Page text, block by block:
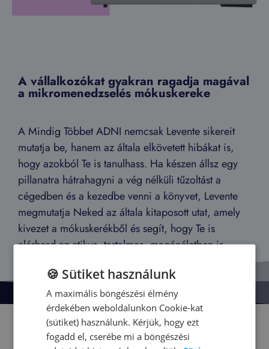
A vállalkozókat gyakran ragadja magával
a mikromenedzselés mókuskereke
A Mindig Többet ADNI nemcsak Levente sikereit
mutatja be, hanem az általa elkövetett hibákat is,
hogy azokból Te is tanulhass. Ha készen állsz egy
pillanatra hátrahagyni a vég nélküli tűzoltást a
cégedben és a kezedbe venni a könyvet, Levente
megmutatja Neked az általa kitaposott utat, amely
kivezet a mókuskerékből és segít, hogy Te is
elérhesd az etikus, tartalmas, magánéletben is
🍪 Sütiket használunk
A maximális böngészési élmény
érdekében weboldalunkon Cookie-kat
(sütiket) használunk. Kérjük, hogy ezt
fogadd el, cserébe mi a böngészési